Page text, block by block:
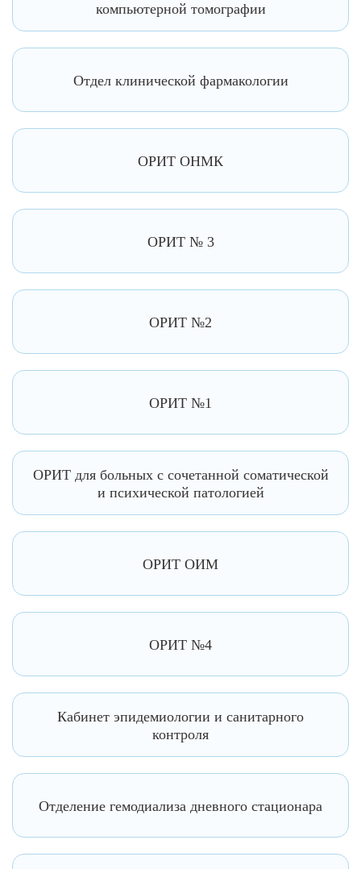
компьютерной томографии
Отдел клинической фармакологии
ОРИТ ОНМК
ОРИТ № 3
ОРИТ №2
ОРИТ №1
ОРИТ для больных с сочетанной соматической
и психической патологией
ОРИТ ОИМ
ОРИТ №4
Кабинет эпидемиологии и санитарного
контроля
Отделение гемодиализа дневного стационара